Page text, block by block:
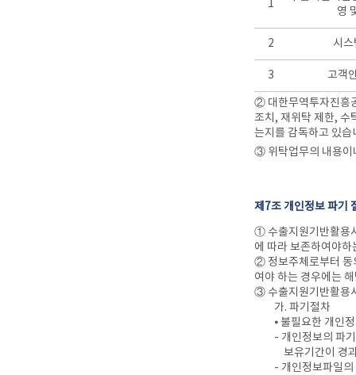
1
영
2 시스
3 고객
② 대한무역투자진흥
조치, 재위탁 제한, 수
는지를 감독하고 있습
③ 위탁업무의 내용이
제7조 개인정보 파기
① 수출지원기반활용
에 따라 보존하여야
② 정보주체로부터 동
여야 하는 경우에는
③ 수출지원기반활용
가. 파기절차
⦁ 불필요한 개인
- 개인정보의 파기
보유기간이 경
- 개인정보파일의